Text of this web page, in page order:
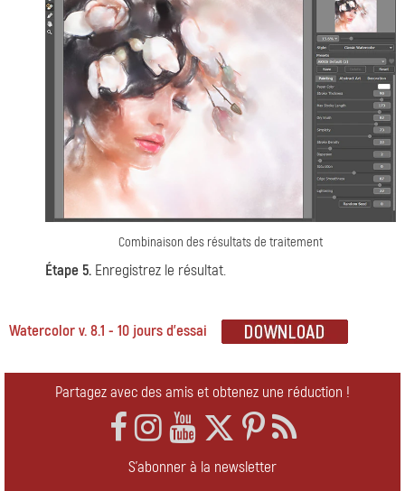
Combinaison des résultats de traitement
Étape 5. Enregistrez le résultat.
Watercolor v. 8.1 - 10 jours d'essai
Partagez avec des amis et obtenez une réduction !
S'abonner à la newsletter